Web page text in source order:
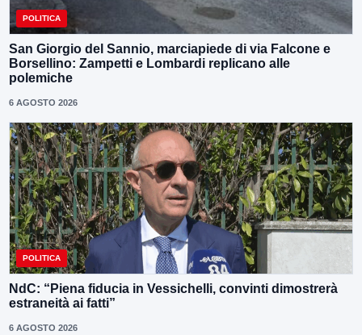
POLITICA
San Giorgio del Sannio, marciapiede di via Falcone e
Borsellino: Zampetti e Lombardi replicano alle
polemiche
6 AGOSTO 2026
POLITICA
NdC: “Piena fiducia in Vessichelli, convinti dimostrerà
estraneità ai fatti”
6 AGOSTO 2026